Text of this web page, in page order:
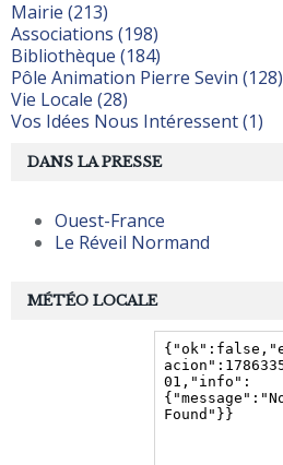
Mairie (213)
Associations (198)
Bibliothèque (184)
Pôle Animation Pierre Sevin (128)
Vie Locale (28)
Vos Idées Nous Intéressent (1)
MÉTÉO LOCALE
DANS LA PRESSE
Ouest-France
Le Réveil Normand